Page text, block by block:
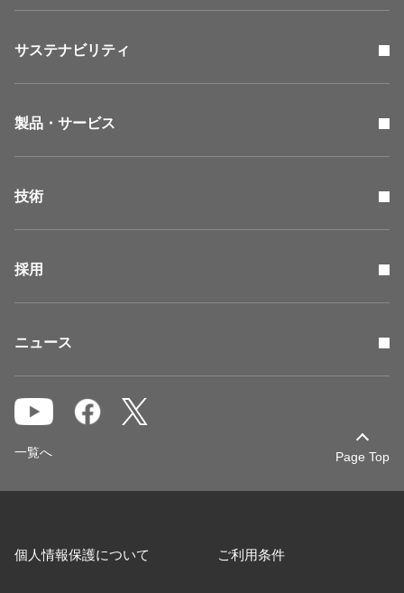
サステナビリティ
製品・サービス
技術
採用
ニュース
Page Top
一覧へ
個人情報保護について ご利用条件